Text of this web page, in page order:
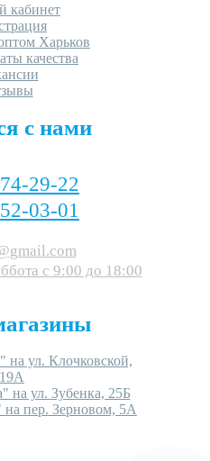
кабинет
Харьков
качества
с нами
29-22
03-01
c 9:00 до 18:00
ул. Клочковской,
на ул. Зубенка, 25Б
пер. Зерновом, 5А